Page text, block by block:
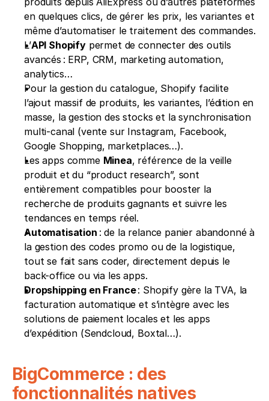
en quelques clics, de gérer les prix, les variantes et
même d’automatiser le traitement des commandes.
L’API Shopify permet de connecter des outils
avancés : ERP, CRM, marketing automation,
analytics…
Pour la gestion du catalogue, Shopify facilite
l’ajout massif de produits, les variantes, l’édition en
masse, la gestion des stocks et la synchronisation
multi-canal (vente sur Instagram, Facebook,
Google Shopping, marketplaces…).
Les apps comme Minea, référence de la veille
produit et du “product research”, sont
entièrement compatibles pour booster la
recherche de produits gagnants et suivre les
tendances en temps réel.
Automatisation : de la relance panier abandonné à
la gestion des codes promo ou de la logistique,
tout se fait sans coder, directement depuis le
back-office ou via les apps.
Dropshipping en France : Shopify gère la TVA, la
facturation automatique et s’intègre avec les
solutions de paiement locales et les apps
d’expédition (Sendcloud, Boxtal…).
BigCommerce : des
fonctionnalités natives